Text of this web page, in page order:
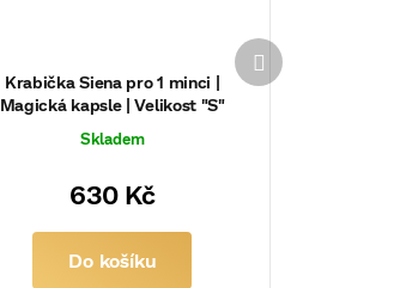
Krabička Siena pro 1 minci |
Magická kapsle | Velikost "S"
Skladem
630 Kč
Do košíku
Další
produkt